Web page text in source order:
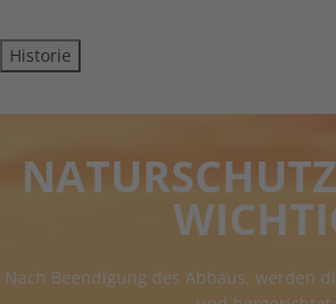
Historie
Nach Beendigung des Abbaus, werden